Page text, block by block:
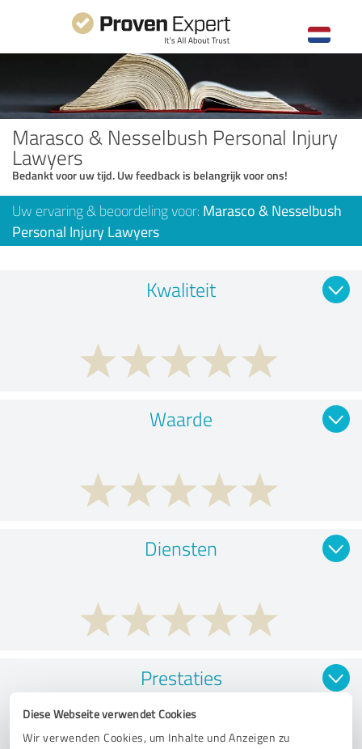
Diese Webseite verwendet Cookies
Wir verwenden Cookies, um Inhalte und Anzeigen zu
Marasco & Nesselbush Personal Injury
Lawyers
Bedankt voor uw tijd. Uw feedback is belangrijk voor ons!
Uw ervaring & beoordeling voor: Marasco & Nesselbush
Personal Injury Lawyers
Kwaliteit
Waarde
Diensten
Prestaties